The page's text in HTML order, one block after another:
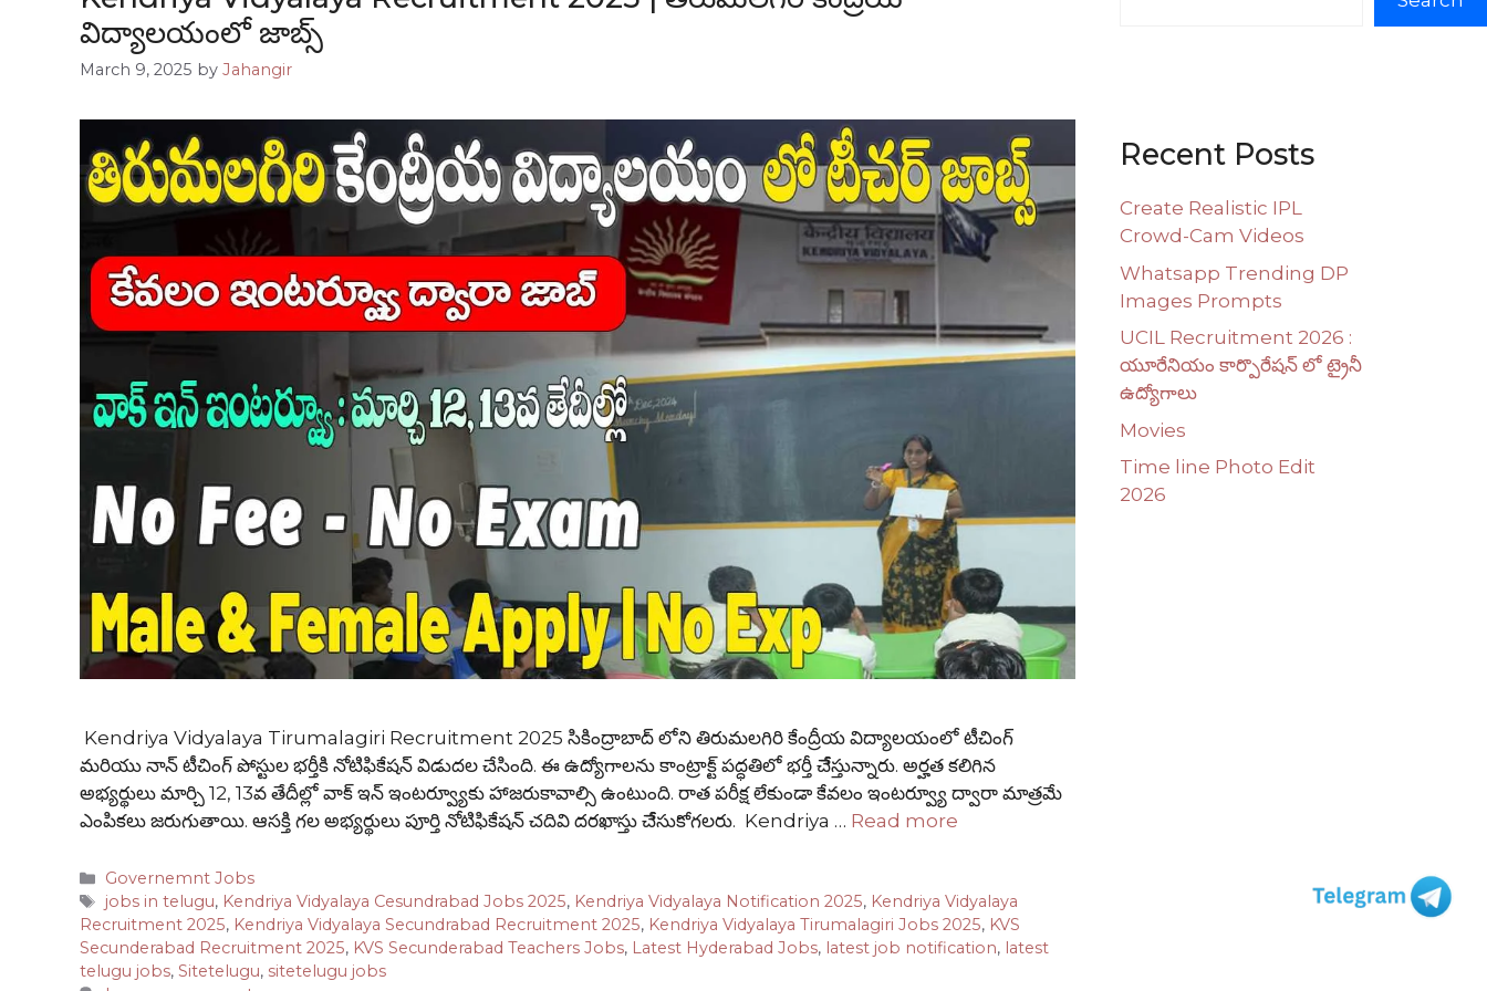
విద్యాలయంలో జాబ్స్
March 9, 2025 by Jahangir
Kendriya Vidyalaya Tirumalagiri Recruitment 2025 సికింద్రాబాద్ లోని తిరుమలగిరి కేంద్రీయ విద్యాలయంలో టీచింగ్
మరియు నాన్ టీచింగ్ పోస్టుల భర్తీకి నోటిఫికేషన్ విడుదల చేసింది. ఈ ఉద్యోగాలను కాంట్రాక్ట్ పద్ధతిలో భర్తీ చేేస్తున్నారు. అర్హత కలిగిన
అభ్యర్థులు మార్చి 12, 13వ తేదీల్లో వాక్ ఇన్ ఇంటర్వ్యూకు హాజరుకావాల్సి ఉంటుంది. రాత పరీక్ష లేకుండా కేవలం ఇంటర్వ్యూ ద్వారా మాత్రమే
ఎంపికలు జరుగుతాయి. ఆసక్తి గల అభ్యర్థులు పూర్తి నోటిఫికేషన్ చదివి దరఖాస్తు చేేసుకోగలరు. Kendriya … Read more
Categories
Governemnt Jobs
Tags
jobs in telugu, Kendriya Vidyalaya Cesundrabad Jobs 2025, Kendriya Vidyalaya Notification 2025, Kendriya Vidyalaya
Recruitment 2025, Kendriya Vidyalaya Secundrabad Recruitment 2025, Kendriya Vidyalaya Tirumalagiri Jobs 2025, KVS
Secunderabad Recruitment 2025, KVS Secunderabad Teachers Jobs, Latest Hyderabad Jobs, latest job notification, latest
telugu jobs, Sitetelugu, sitetelugu jobs
Recent Posts
Create Realistic IPL
Crowd-Cam Videos
Whatsapp Trending DP
Images Prompts
UCIL Recruitment 2026 :
యూరేనియం కార్పొరేషన్ లో ట్రైనీ
ఉద్యోగాలు
Movies
Time line Photo Edit
2026